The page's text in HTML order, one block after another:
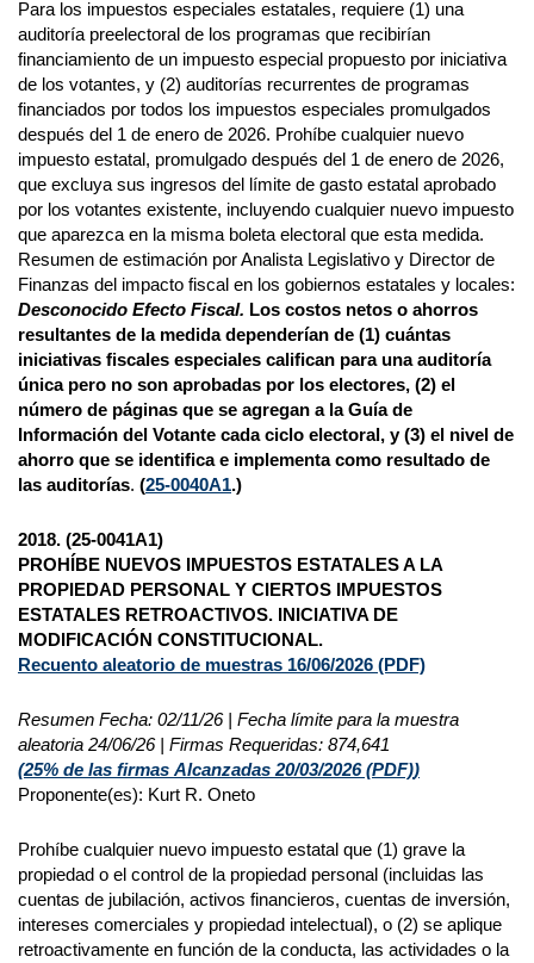
Para los impuestos especiales estatales, requiere (1) una
auditoría preelectoral de los programas que recibirían
financiamiento de un impuesto especial propuesto por iniciativa
de los votantes, y (2) auditorías recurrentes de programas
financiados por todos los impuestos especiales promulgados
después del 1 de enero de 2026. Prohíbe cualquier nuevo
impuesto estatal, promulgado después del 1 de enero de 2026,
que excluya sus ingresos del límite de gasto estatal aprobado
por los votantes existente, incluyendo cualquier nuevo impuesto
que aparezca en la misma boleta electoral que esta medida.
Resumen de estimación por Analista Legislativo y Director de
Finanzas del impacto fiscal en los gobiernos estatales y locales:
Desconocido Efecto Fiscal. Los costos netos o ahorros
resultantes de la medida dependerían de (1) cuántas
iniciativas fiscales especiales califican para una auditoría
única pero no son aprobadas por los electores, (2) el
número de páginas que se agregan a la Guía de
Información del Votante cada ciclo electoral, y (3) el nivel de
ahorro que se identifica e implementa como resultado de
las auditorías. (25-0040A1.)
2018. (25-0041A1)
PROHÍBE NUEVOS IMPUESTOS ESTATALES A LA
PROPIEDAD PERSONAL Y CIERTOS IMPUESTOS
ESTATALES RETROACTIVOS. INICIATIVA DE
MODIFICACIÓN CONSTITUCIONAL.
Recuento aleatorio de muestras 16/06/2026 (PDF)
Resumen Fecha: 02/11/26 | Fecha límite para la muestra
aleatoria 24/06/26 | Firmas Requeridas: 874,641
(25% de las firmas Alcanzadas 20/03/2026 (PDF))
Proponente(es): Kurt R. Oneto
Prohíbe cualquier nuevo impuesto estatal que (1) grave la
propiedad o el control de la propiedad personal (incluidas las
cuentas de jubilación, activos financieros, cuentas de inversión,
intereses comerciales y propiedad intelectual), o (2) se aplique
retroactivamente en función de la conducta, las actividades o la